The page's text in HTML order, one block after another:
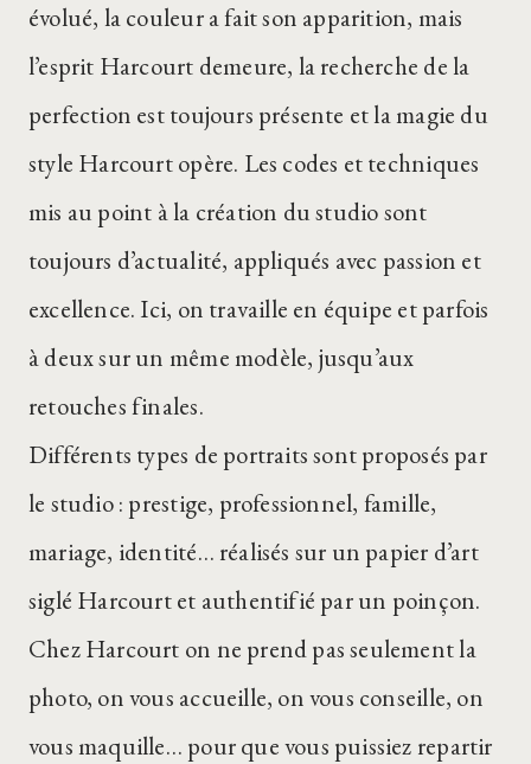
évolué, la couleur a fait son apparition, mais
l’esprit Harcourt demeure, la recherche de la
perfection est toujours présente et la magie du
style Harcourt opère. Les codes et techniques
mis au point à la création du studio sont
toujours d’actualité, appliqués avec passion et
excellence. Ici, on travaille en équipe et parfois
à deux sur un même modèle, jusqu’aux
retouches finales.
Différents types de portraits sont proposés par
le studio : prestige, professionnel, famille,
mariage, identité… réalisés sur un papier d’art
siglé Harcourt et authentifié par un poinçon.
Chez Harcourt on ne prend pas seulement la
photo, on vous accueille, on vous conseille, on
vous maquille… pour que vous puissiez repartir